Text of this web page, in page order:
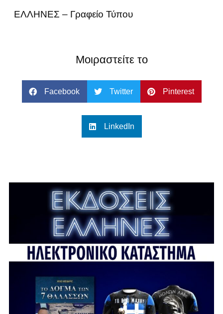
ΕΛΛΗΝΕΣ – Γραφείο Τύπου
Μοιραστείτε το
Facebook Twitter Pinterest
LinkedIn